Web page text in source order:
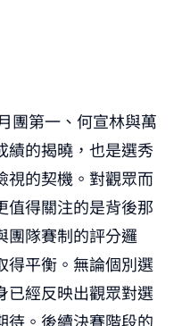
團第一、何宣林與萬
績的揭曉，也是選秀
視的契機。對觀眾而
值得關注的是背後那
團隊賽制的評分邏
得平衡。無論個別選
已經反映出觀眾對選
待。後續決賽階段的